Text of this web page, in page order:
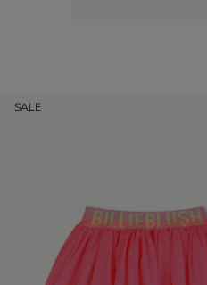
SALE